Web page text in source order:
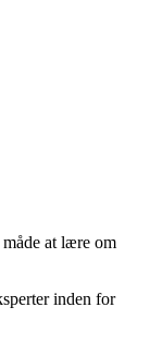
at lære om
inden for